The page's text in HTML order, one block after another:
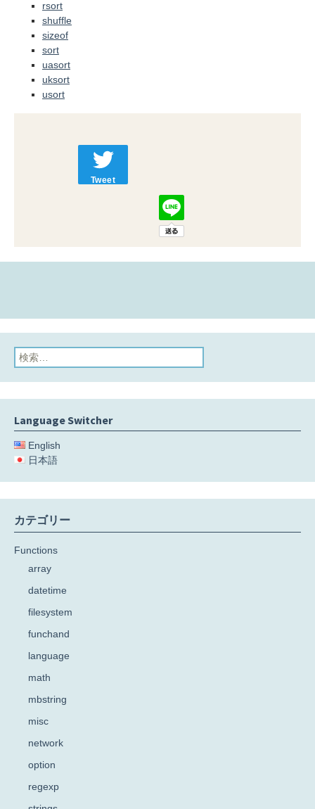
rsort
shuffle
sizeof
sort
uasort
uksort
usort
Tweet
検
索:
Language Switcher
English
日本語
カテゴリー
Functions
array
datetime
filesystem
funchand
language
math
mbstring
misc
network
option
regexp